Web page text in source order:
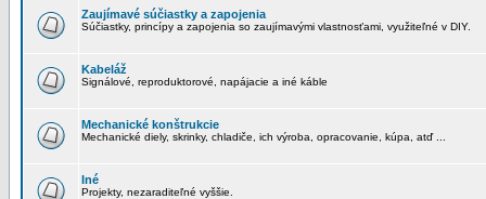
Zaujímavé súčiastky a zapojenia
Súčiastky, princípy a zapojenia so zaujímavými vlastnosťami, využiteľné v DIY.
Kabeláž
Signálové, reproduktorové, napájacie a iné káble
Mechanické konštrukcie
Mechanické diely, skrinky, chladiče, ich výroba, opracovanie, kúpa, atď ...
Iné
Projekty, nezaraditeľné vyššie.